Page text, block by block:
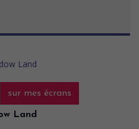
sur mes écrans
Land